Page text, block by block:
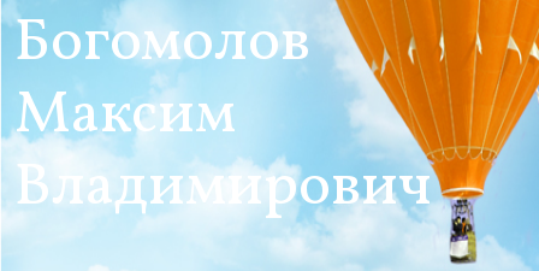
Богомолов
Максим
Владимирович